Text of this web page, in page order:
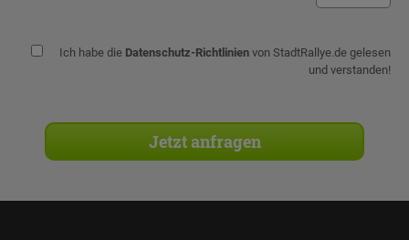
Ich habe die Datenschutz-Richtlinien von StadtRallye.de gelesen
und verstanden!